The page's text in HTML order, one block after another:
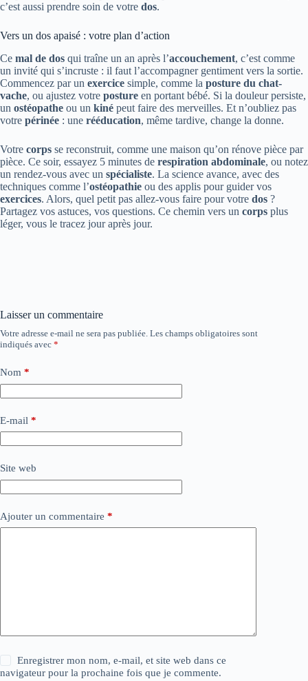
c’est aussi prendre soin de votre dos.
Vers un dos apaisé : votre plan d’action
Ce mal de dos qui traîne un an après l’accouchement, c’est comme
un invité qui s’incruste : il faut l’accompagner gentiment vers la sortie.
Commencez par un exercice simple, comme la posture du chat-
vache, ou ajustez votre posture en portant bébé. Si la douleur persiste,
un ostéopathe ou un kiné peut faire des merveilles. Et n’oubliez pas
votre périnée : une rééducation, même tardive, change la donne.
Votre corps se reconstruit, comme une maison qu’on rénove pièce par
pièce. Ce soir, essayez 5 minutes de respiration abdominale, ou notez
un rendez-vous avec un spécialiste. La science avance, avec des
techniques comme l’ostéopathie ou des applis pour guider vos
exercices. Alors, quel petit pas allez-vous faire pour votre dos ?
Partagez vos astuces, vos questions. Ce chemin vers un corps plus
léger, vous le tracez jour après jour.
Laisser un commentaire
Votre adresse e-mail ne sera pas publiée. Les champs obligatoires sont
indiqués avec *
Nom *
E-mail *
Site web
Ajouter un commentaire *
Enregistrer mon nom, e-mail, et site web dans ce
navigateur pour la prochaine fois que je commente.